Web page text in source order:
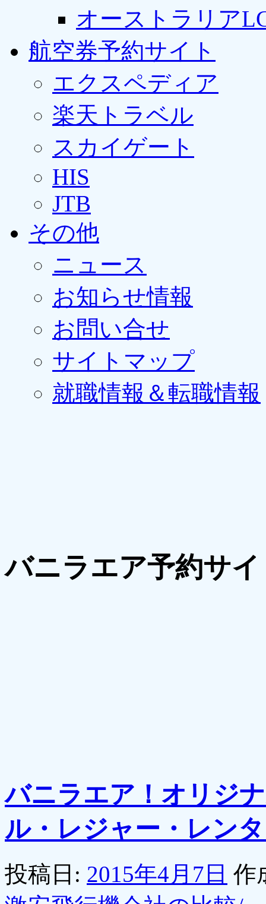
オーストラリア
航空券予約サイト
エクスペディア
楽天トラベル
スカイゲート
HIS
JTB
その他
ニュース
お知らせ情報
お問い合せ
サイトマップ
就職情報＆転職情報
バニラエア予約サ
バニラエア！オリジ
ル・レジャー・レン
投稿日: 2015年4月7日 作